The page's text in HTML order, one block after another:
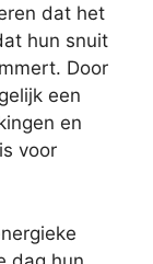
dat het
hun snuit
Door
een
en
voor